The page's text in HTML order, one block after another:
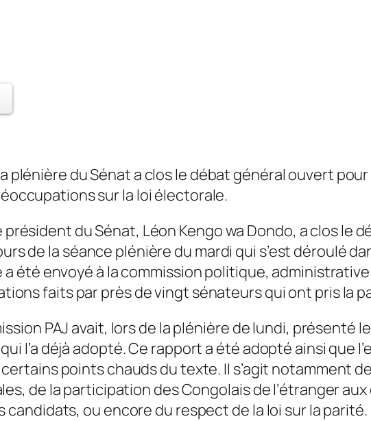
plénière du Sénat a clos le débat général ouvert
sur la loi électorale.
président du Sénat, Léon Kengo wa Dondo, a clos le
de la séance plénière du mardi qui s’est déroulé
a été envoyé à la commission politique,
faits par près de vingt sénateurs qui ont pris la
PAJ avait, lors de la plénière de lundi, présenté
l’a déjà adopté. Ce rapport a été adopté ainsi que
points chauds du texte. Il s’agit notamment
de la participation des Congolais de l’étranger
candidats, ou encore du respect de la loi sur la parité.